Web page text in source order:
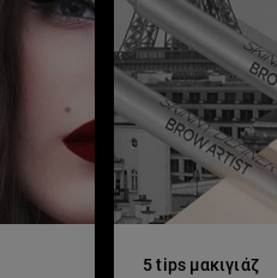
5 tips μακιγιάζ